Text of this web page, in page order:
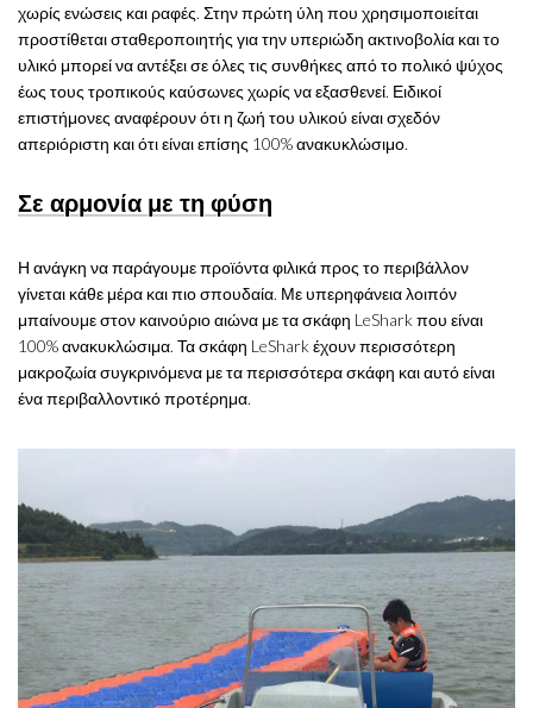
χωρίς ενώσεις και ραφές. Στην πρώτη ύλη που χρησιμοποιείται
προστίθεται σταθεροποιητής για την υπεριώδη ακτινοβολία και το
υλικό μπορεί να αντέξει σε όλες τις συνθήκες από το πολικό ψύχος
έως τους τροπικούς καύσωνες χωρίς να εξασθενεί. Ειδικοί
επιστήμονες αναφέρουν ότι η ζωή του υλικού είναι σχεδόν
απεριόριστη και ότι είναι επίσης 100% ανακυκλώσιμο.
Σε αρμονία με τη φύση
Η ανάγκη να παράγουμε προϊόντα φιλικά προς το περιβάλλον
γίνεται κάθε μέρα και πιο σπουδαία. Με υπερηφάνεια λοιπόν
μπαίνουμε στον καινούριο αιώνα με τα σκάφη LeShark που είναι
100% ανακυκλώσιμα. Τα σκάφη LeShark έχουν περισσότερη
μακροζωία συγκρινόμενα με τα περισσότερα σκάφη και αυτό είναι
ένα περιβαλλοντικό προτέρημα.